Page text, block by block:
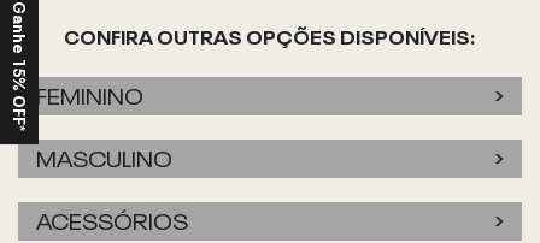
CONFIRA OUTRAS OPÇÕES DISPONÍVEIS:
FEMININO
MASCULINO
ACESSÓRIOS
Ganhe 15% OFF*